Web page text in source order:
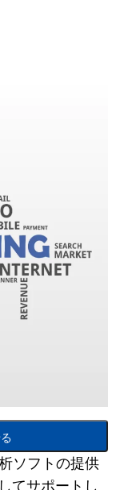
ソフトの提供
てサポートし